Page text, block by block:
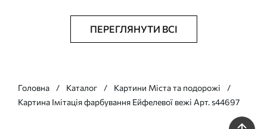
ПЕРЕГЛЯНУТИ ВСІ
Головна Каталог
Картини Міста та подорожі
Картина Імітація фарбування Ейфелевої вежі Арт. s44697